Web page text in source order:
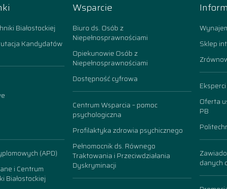
Białostockiej
Kandydatów
(APD)
i Centrum
Białostockiej
Wsparcie
Biuro ds. Osób z
Niepełnosprawnościami
Opiekunowie Osób z
Niepełnosprawnościami
Dostępność cyfrowa
Centrum Wsparcia – pomoc
psychologiczna
Profilaktyka zdrowia psychicznego
Pełnomocnik ds. Równego
Traktowania i Przeciwdziałania
Dyskryminacji
Sklep
Oferta
PB
danych